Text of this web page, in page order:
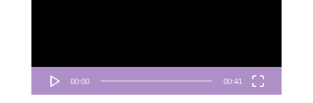
00:00 00:41